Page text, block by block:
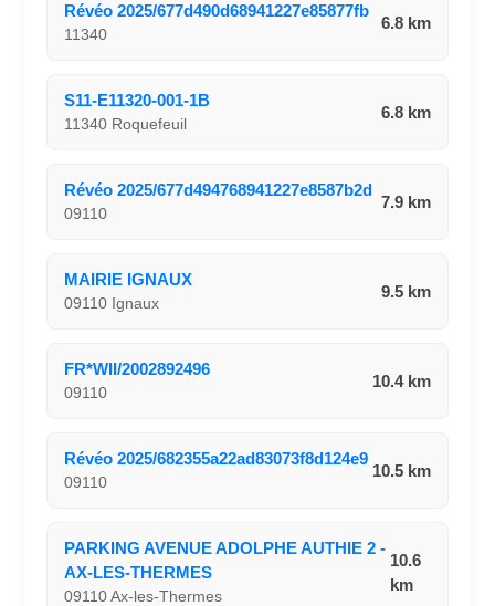
Révéo 2025/677d490d68941227e85877fb
11340
6.8 km
S11-E11320-001-1B
11340 Roquefeuil
6.8 km
Révéo 2025/677d494768941227e8587b2d
09110
7.9 km
MAIRIE IGNAUX
09110 Ignaux
9.5 km
FR*WII/2002892496
09110
10.4 km
Révéo 2025/682355a22ad83073f8d124e9
09110
10.5 km
PARKING AVENUE ADOLPHE AUTHIE 2 -
AX-LES-THERMES
09110 Ax-les-Thermes
10.6
km